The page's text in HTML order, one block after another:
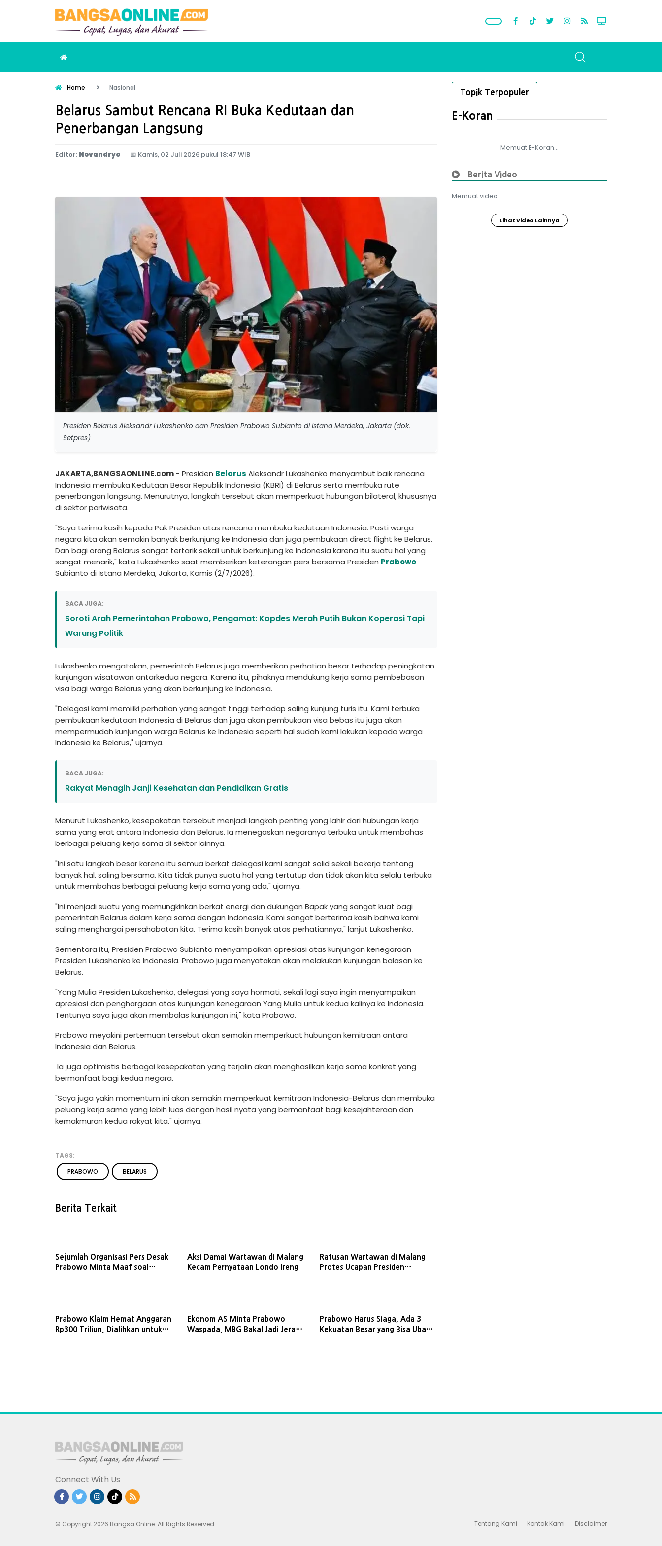
Home Nasional
Belarus Sambut Rencana RI Buka Kedutaan dan
Penerbangan Langsung
Editor: Novandryo 📅 Kamis, 02 Juli 2026 pukul 18:47 WIB
Presiden Belarus Aleksandr Lukashenko dan Presiden Prabowo Subianto di Istana Merdeka, Jakarta (dok.
Setpres)
JAKARTA,BANGSAONLINE.com - Presiden Belarus Aleksandr Lukashenko menyambut baik rencana
Indonesia membuka Kedutaan Besar Republik Indonesia (KBRI) di Belarus serta membuka rute
penerbangan langsung. Menurutnya, langkah tersebut akan memperkuat hubungan bilateral, khususnya
di sektor pariwisata.
"Saya terima kasih kepada Pak Presiden atas rencana membuka kedutaan Indonesia. Pasti warga
negara kita akan semakin banyak berkunjung ke Indonesia dan juga pembukaan direct flight ke Belarus.
Dan bagi orang Belarus sangat tertarik sekali untuk berkunjung ke Indonesia karena itu suatu hal yang
sangat menarik," kata Lukashenko saat memberikan keterangan pers bersama Presiden Prabowo
Subianto di Istana Merdeka, Jakarta, Kamis (2/7/2026).
BACA JUGA:
Soroti Arah Pemerintahan Prabowo, Pengamat: Kopdes Merah Putih Bukan Koperasi Tapi
Warung Politik
Lukashenko mengatakan, pemerintah Belarus juga memberikan perhatian besar terhadap peningkatan
kunjungan wisatawan antarkedua negara. Karena itu, pihaknya mendukung kerja sama pembebasan
visa bagi warga Belarus yang akan berkunjung ke Indonesia.
"Delegasi kami memiliki perhatian yang sangat tinggi terhadap saling kunjung turis itu. Kami terbuka
pembukaan kedutaan Indonesia di Belarus dan juga akan pembukaan visa bebas itu juga akan
mempermudah kunjungan warga Belarus ke Indonesia seperti hal sudah kami lakukan kepada warga
Indonesia ke Belarus," ujarnya.
BACA JUGA:
Rakyat Menagih Janji Kesehatan dan Pendidikan Gratis
Menurut Lukashenko, kesepakatan tersebut menjadi langkah penting yang lahir dari hubungan kerja
sama yang erat antara Indonesia dan Belarus. Ia menegaskan negaranya terbuka untuk membahas
berbagai peluang kerja sama di sektor lainnya.
"Ini satu langkah besar karena itu semua berkat delegasi kami sangat solid sekali bekerja tentang
banyak hal, saling bersama. Kita tidak punya suatu hal yang tertutup dan tidak akan kita selalu terbuka
untuk membahas berbagai peluang kerja sama yang ada," ujarnya.
"Ini menjadi suatu yang memungkinkan berkat energi dan dukungan Bapak yang sangat kuat bagi
pemerintah Belarus dalam kerja sama dengan Indonesia. Kami sangat berterima kasih bahwa kami
saling menghargai persahabatan kita. Terima kasih banyak atas perhatiannya," lanjut Lukashenko.
Sementara itu, Presiden Prabowo Subianto menyampaikan apresiasi atas kunjungan kenegaraan
Presiden Lukashenko ke Indonesia. Prabowo juga menyatakan akan melakukan kunjungan balasan ke
Belarus.
"Yang Mulia Presiden Lukashenko, delegasi yang saya hormati, sekali lagi saya ingin menyampaikan
apresiasi dan penghargaan atas kunjungan kenegaraan Yang Mulia untuk kedua kalinya ke Indonesia.
Tentunya saya juga akan membalas kunjungan ini," kata Prabowo.
Prabowo meyakini pertemuan tersebut akan semakin memperkuat hubungan kemitraan antara
Indonesia dan Belarus.
Ia juga optimistis berbagai kesepakatan yang terjalin akan menghasilkan kerja sama konkret yang
bermanfaat bagi kedua negara.
"Saya juga yakin momentum ini akan semakin memperkuat kemitraan Indonesia-Belarus dan membuka
peluang kerja sama yang lebih luas dengan hasil nyata yang bermanfaat bagi kesejahteraan dan
kemakmuran kedua rakyat kita," ujarnya.
TAGS:
PRABOWO
BELARUS
Berita Terkait
Sejumlah Organisasi Pers Desak
Prabowo Minta Maaf soal
Aksi Damai Wartawan di Malang
Kecam Pernyataan Londo Ireng
Ratusan Wartawan di Malang
Protes Ucapan Presiden
Prabowo Klaim Hemat Anggaran
Rp300 Triliun, Dialihkan untuk
Ekonom AS Minta Prabowo
Waspada, MBG Bakal Jadi Jerat
Prabowo Harus Siaga, Ada 3
Kekuatan Besar yang Bisa Ubah
Topik Terpopuler
E-Koran
Memuat E-Koran...
Berita Video
Memuat video...
Lihat Video Lainnya
Connect With Us
© Copyright 2026 Bangsa Online. All Rights Reserved Tentang Kami Kontak Kami Disclaimer